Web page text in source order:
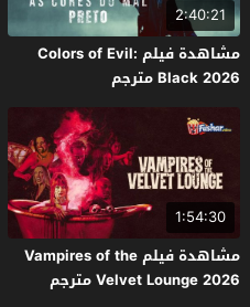
2:40:21
مشاهدة فيلم Colors of Evil:
Black 2026 مترجم
1:54:30
مشاهدة فيلم Vampires of the
Velvet Lounge 2026 مترجم